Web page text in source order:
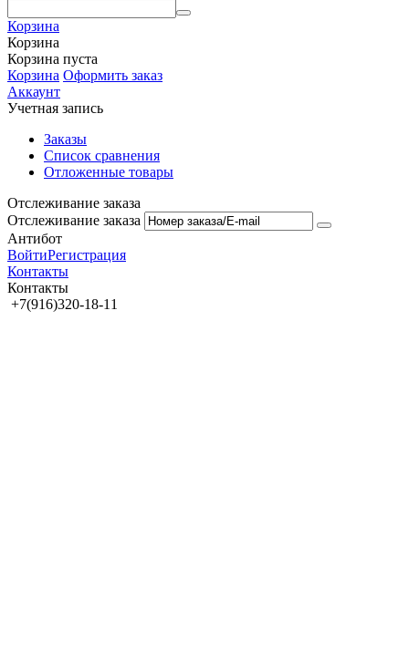
Корзина
Корзина
Корзина пуста
Корзина Оформить заказ
Аккаунт
Учетная запись
Заказы
Список сравнения
Отложенные товары
Отслеживание заказа
Отслеживание заказа
Антибот
ВойтиРегистрация
Контакты
Контакты
+7(916)320-18-11